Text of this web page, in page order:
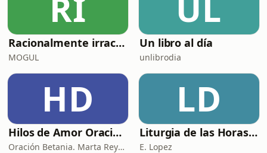
Racionalmente irracional
MOGUL
Un libro al día
unlibrodia
HD
Hilos de Amor Oraciones que sanan el alma. Encuentros íntimos con Dios.
Oración Betania. Marta Reyes y Cristina Martínez
LD
Liturgia de las Horas (España)
E. Lopez